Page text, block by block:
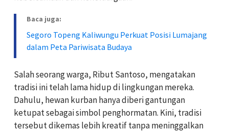
Baca juga:
Segoro Topeng Kaliwungu Perkuat Posisi Lumajang
dalam Peta Pariwisata Budaya
Salah seorang warga, Ribut Santoso, mengatakan
tradisi ini telah lama hidup di lingkungan mereka.
Dahulu, hewan kurban hanya diberi gantungan
ketupat sebagai simbol penghormatan. Kini, tradisi
tersebut dikemas lebih kreatif tanpa meninggalkan